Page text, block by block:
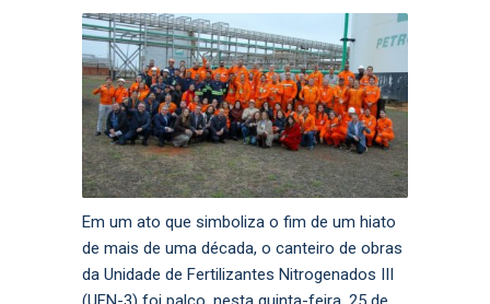
Em um ato que simboliza o fim de um hiato
de mais de uma década, o canteiro de obras
da Unidade de Fertilizantes Nitrogenados III